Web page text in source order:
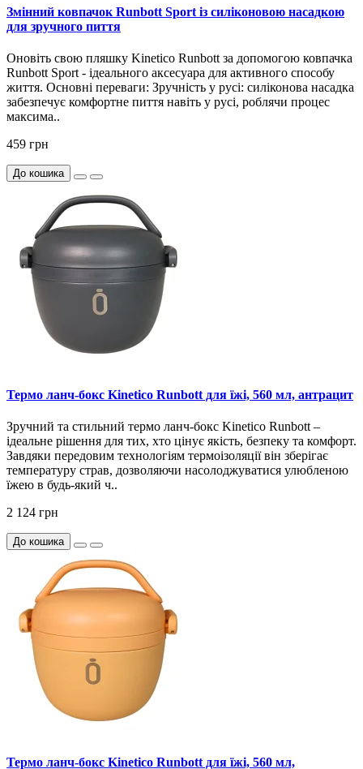
Змінний ковпачок Runbott Sport із силіконовою насадкою
для зручного пиття
Оновіть свою пляшку Kinetico Runbott за допомогою ковпачка
Runbott Sport - ідеального аксесуара для активного способу
життя. Основні переваги: Зручність у русі: силіконова насадка
забезпечує комфортне пиття навіть у русі, роблячи процес
максима..
459 грн
До кошика
Термо ланч-бокс Kinetico Runbott для їжі, 560 мл, антрацит
Зручний та стильний термо ланч-бокс Kinetico Runbott –
ідеальне рішення для тих, хто цінує якість, безпеку та комфорт.
Завдяки передовим технологіям термоізоляції він зберігає
температуру страв, дозволяючи насолоджуватися улюбленою
їжею в будь-який ч..
2 124 грн
До кошика
Термо ланч-бокс Kinetico Runbott для їжі, 560 мл,